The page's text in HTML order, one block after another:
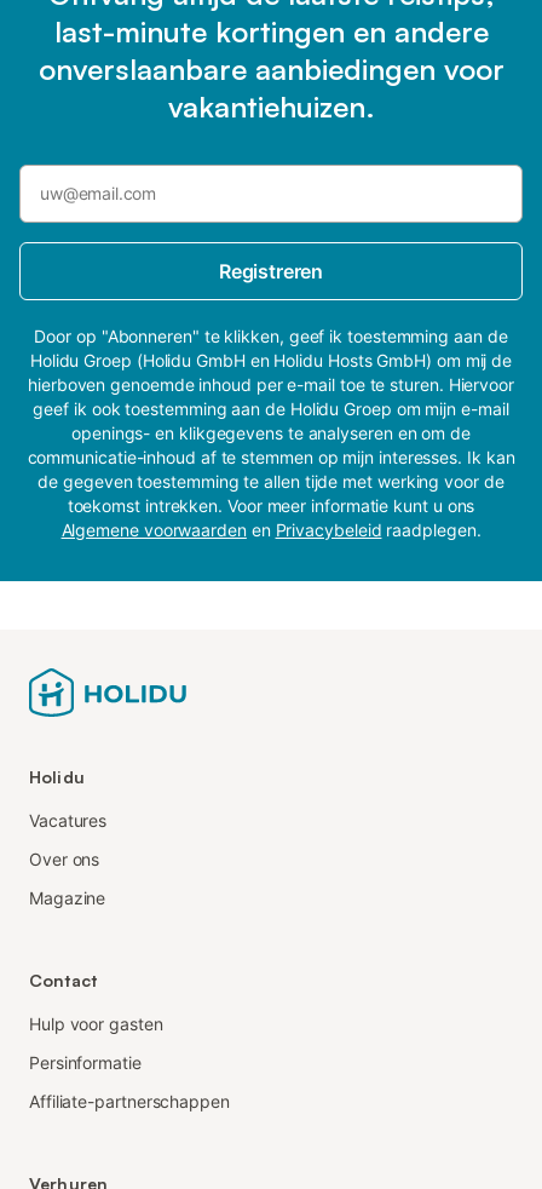
last-minute kortingen en andere
onverslaanbare aanbiedingen voor
vakantiehuizen.
Registreren
Door op "Abonneren" te klikken, geef ik toestemming aan de
Holidu Groep (Holidu GmbH en Holidu Hosts GmbH) om mij de
hierboven genoemde inhoud per e-mail toe te sturen. Hiervoor
geef ik ook toestemming aan de Holidu Groep om mijn e-mail
openings- en klikgegevens te analyseren en om de
communicatie-inhoud af te stemmen op mijn interesses. Ik kan
de gegeven toestemming te allen tijde met werking voor de
toekomst intrekken. Voor meer informatie kunt u ons
Algemene voorwaardenen Privacybeleid raadplegen.
Holidu
Vacatures
Over ons
Magazine
Contact
Hulp voor gasten
Persinformatie
Affiliate-partnerschappen
Verhuren